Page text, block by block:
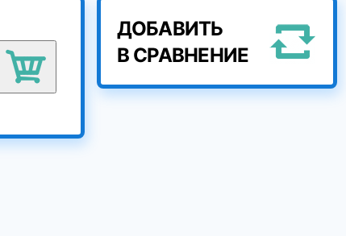
ДОБАВИТЬ
В СРАВНЕНИЕ